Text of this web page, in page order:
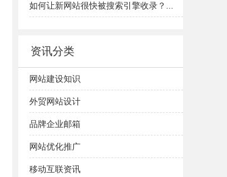
如何让新网站很快被搜索引擎收录？...
资讯分类
网站建设知识
外贸网站设计
品牌企业邮箱
网站优化推广
移动互联资讯